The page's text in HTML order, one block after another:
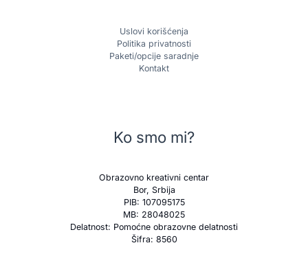
Uslovi korišćenja
Politika privatnosti
Paketi/opcije saradnje
Kontakt
Ko smo mi?
Obrazovno kreativni centar
Bor, Srbija
PIB: 107095175
MB: 28048025
Delatnost: Pomoćne obrazovne delatnosti
Šifra: 8560